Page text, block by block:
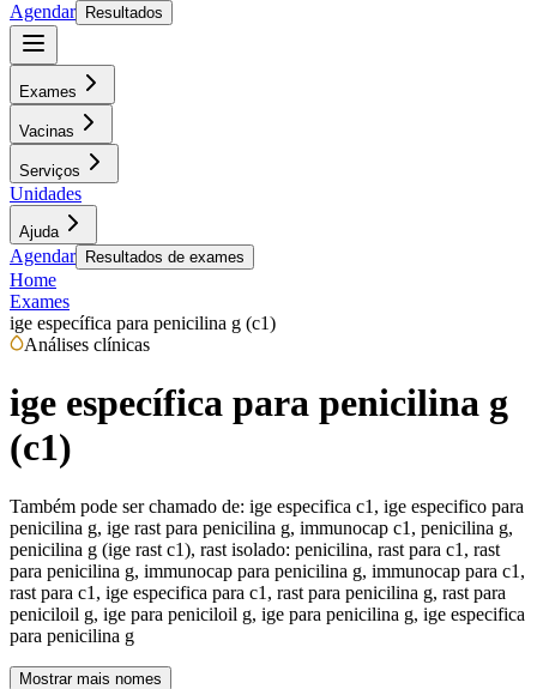
Agendar
Resultados
Exames
Vacinas
Serviços
Unidades
Ajuda
Agendar Resultados de exames
Home
Exames
ige específica para penicilina g (c1)
Análises clínicas
ige específica para penicilina g
(c1)
Também pode ser chamado de: ige especifica c1, ige especifico para
penicilina g, ige rast para penicilina g, immunocap c1, penicilina g,
penicilina g (ige rast c1), rast isolado: penicilina, rast para c1, rast
para penicilina g, immunocap para penicilina g, immunocap para c1,
rast para c1, ige especifica para c1, rast para penicilina g, rast para
peniciloil g, ige para peniciloil g, ige para penicilina g, ige especifica
para penicilina g
Mostrar mais nomes